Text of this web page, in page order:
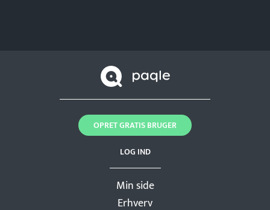
Min side
Erhverv
LOG IND
OPRET GRATIS BRUGER